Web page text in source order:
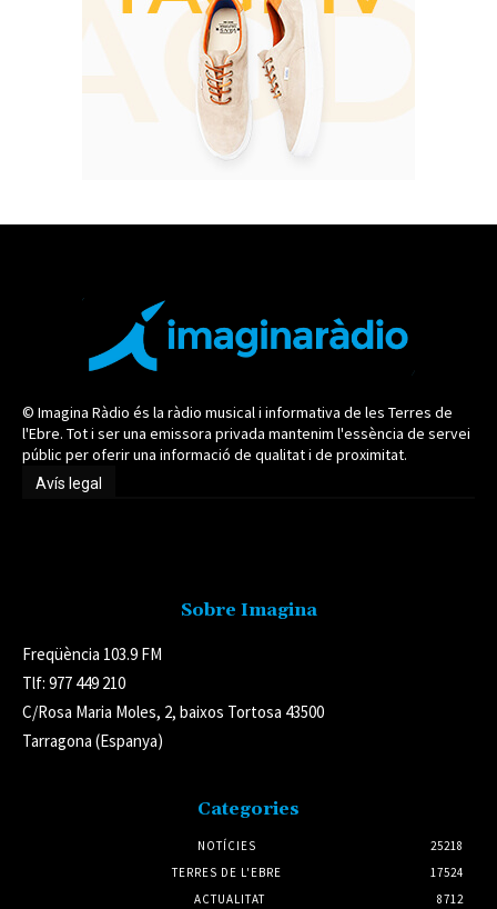
© Imagina Ràdio és la ràdio musical i informativa de les Terres de
l'Ebre. Tot i ser una emissora privada mantenim l'essència de servei
públic per oferir una informació de qualitat i de proximitat.
Avís legal
Sobre Imagina
Freqüència 103.9 FM
Tlf: 977 449 210
C/Rosa Maria Moles, 2, baixos Tortosa 43500
Tarragona (Espanya)
Categories
NOTÍCIES
25218
TERRES DE L'EBRE
17524
ACTUALITAT
8712